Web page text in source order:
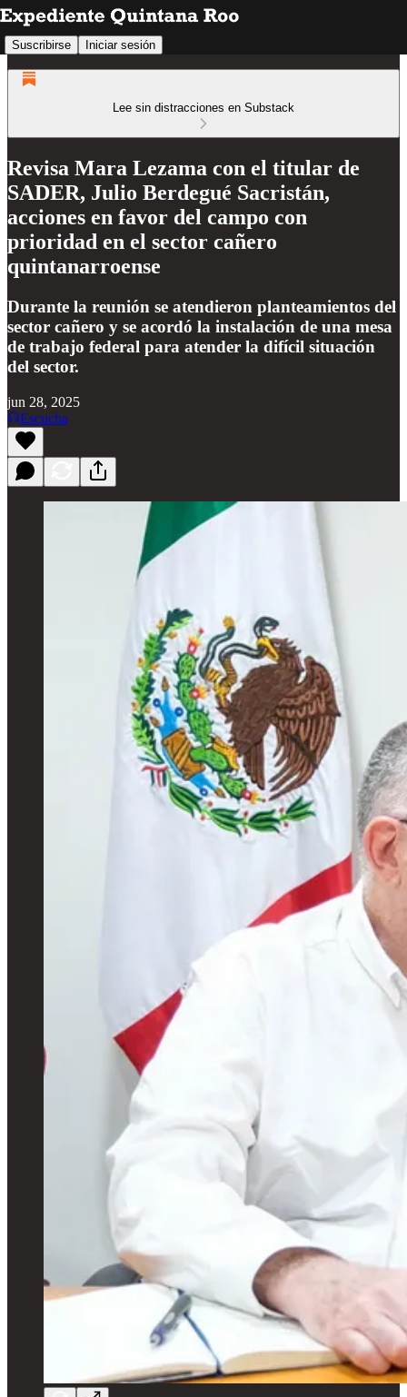
Suscribirse Iniciar sesión
Lee sin distracciones en Substack
Revisa Mara Lezama con el titular de
SADER, Julio Berdegué Sacristán,
acciones en favor del campo con
prioridad en el sector cañero
quintanarroense
Durante la reunión se atendieron planteamientos del
sector cañero y se acordó la instalación de una mesa
de trabajo federal para atender la difícil situación
del sector.
jun 28, 2025
Escucha